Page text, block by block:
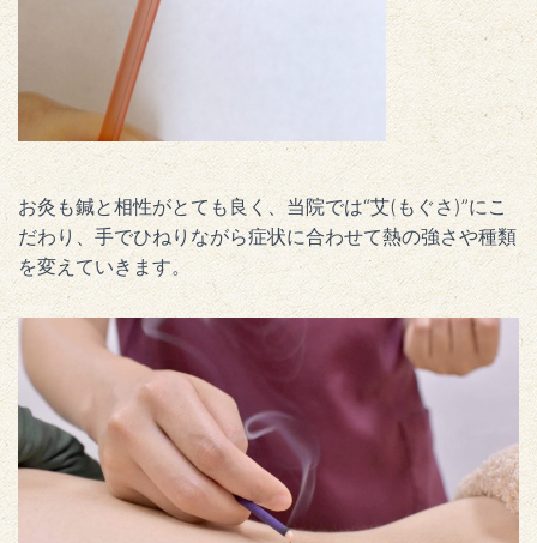
お灸も鍼と相性がとても良く、当院では“艾(もぐさ)”にこ
だわり、手でひねりながら症状に合わせて熱の強さや種類
を変えていきます。